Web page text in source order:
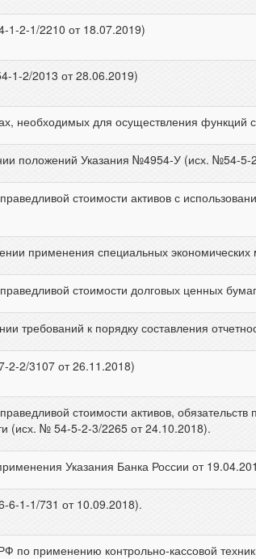
1-2-1/2210 от 18.07.2019)
1-2/2013 от 28.06.2019)
необходимых для осуществления
положений Указания №4954-У (исх. №54-5-
стоимости активов с
применения специальных
стоимости долговых ценных
требований к порядку составления
2-2/3107 от 26.11.2018)
стоимости активов,
(исх. № 54-5-2-3/2265 от 24.10.2018).
Указания Банка России от
6-1-1/731 от 10.09.2018).
по применению контрольно-кассовой